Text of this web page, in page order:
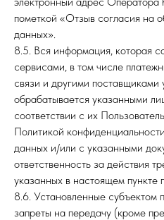
пометкой «Отзыв согласия на
данных».
8.5. Вся информация, которая
сервисами, в том числе
связи и другими поставщиками
обрабатывается указанными
соответствии с их
Политикой
данных и/или с указанными
ответственность за действия
указанных в настоящем пункте
8.6. Установленные субъектом
запреты на передачу (кроме